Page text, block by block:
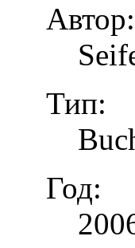
Автор:
Тип:
Год: